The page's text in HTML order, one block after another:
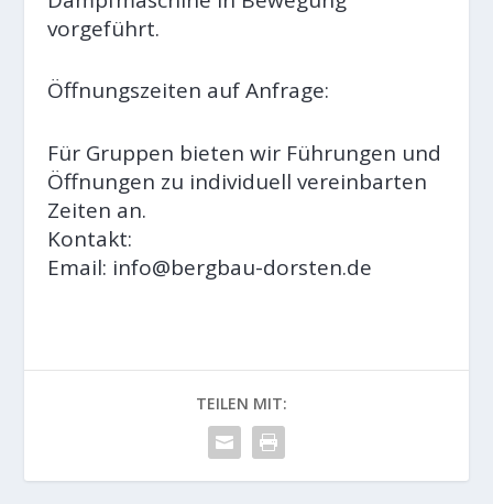
vorgeführt.
Öffnungszeiten auf Anfrage:
Für Gruppen bieten wir Führungen und
Öffnungen zu individuell vereinbarten
Zeiten an.
Kontakt:
Email: info@bergbau-dorsten.de
TEILEN MIT: